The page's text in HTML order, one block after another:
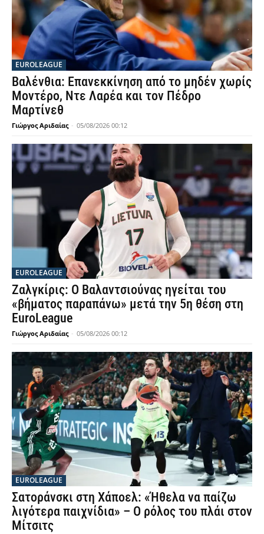
EUROLEAGUE
Βαλένθια: Επανεκκίνηση από το μηδέν χωρίς
Μοντέρο, Ντε Λαρέα και τον Πέδρο
Μαρτίνεθ
Γιώργος Αριδαίας - 05/08/2026 00:12
EUROLEAGUE
Ζαλγκίρις: Ο Βαλαντσιούνας ηγείται του
«βήματος παραπάνω» μετά την 5η θέση στη
EuroLeague
Γιώργος Αριδαίας - 05/08/2026 00:12
EUROLEAGUE
Σατοράνσκι στη Χάποελ: «Ήθελα να παίζω
λιγότερα παιχνίδια» – Ο ρόλος του πλάι στον
Μίτσιτς